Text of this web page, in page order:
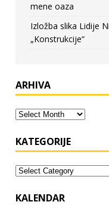
mene oaza
Izložba slika Lidije
„Konstrukcije“
ARHIVA
KATEGORIJE
KALENDAR